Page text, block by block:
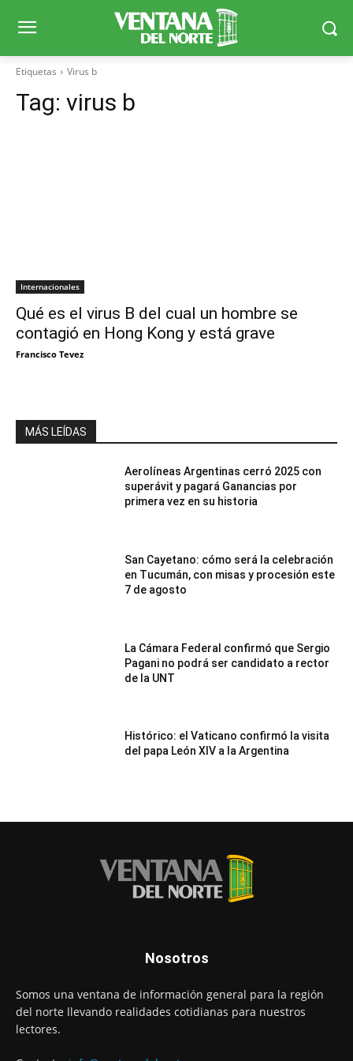
Etiquetas Virus b
Tag: virus b
Internacionales
Qué es el virus B del cual un hombre se
contagió en Hong Kong y está grave
Francisco Tevez
MÁS LEÍDAS
Aerolíneas Argentinas cerró 2025 con
superávit y pagará Ganancias por
primera vez en su historia
San Cayetano: cómo será la celebración
en Tucumán, con misas y procesión este
7 de agosto
La Cámara Federal confirmó que Sergio
Pagani no podrá ser candidato a rector
de la UNT
Histórico: el Vaticano confirmó la visita
del papa León XIV a la Argentina
Nosotros
Somos una ventana de información general para la región
del norte llevando realidades cotidianas para nuestros
lectores.